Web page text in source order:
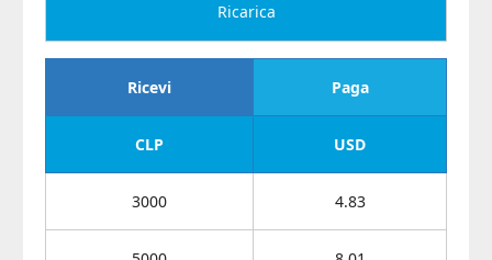
Ricarica
Ricevi Paga
CLP USD
3000 4.83